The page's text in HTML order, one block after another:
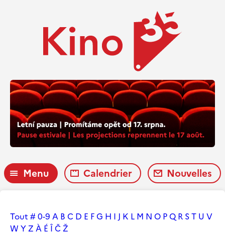
Menu Calendrier Nouvelles
Tout # 0-9 A B C D E FG H I J K L M N O PQ R ST U V
W YZ À É ÎČŽ